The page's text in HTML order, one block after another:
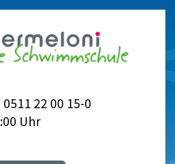
22 00 15-0
Uhr